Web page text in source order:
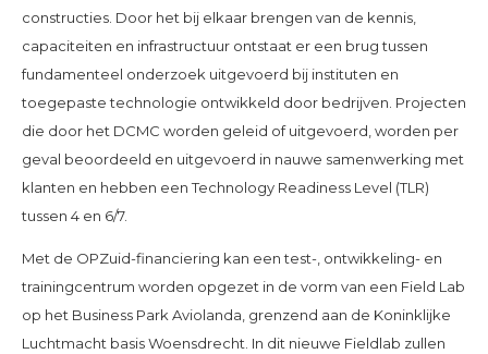
constructies. Door het bij elkaar brengen van de kennis,
capaciteiten en infrastructuur ontstaat er een brug tussen
fundamenteel onderzoek uitgevoerd bij instituten en
toegepaste technologie ontwikkeld door bedrijven. Projecten
die door het DCMC worden geleid of uitgevoerd, worden per
geval beoordeeld en uitgevoerd in nauwe samenwerking met
klanten en hebben een Technology Readiness Level (TLR)
tussen 4 en 6/7.
Met de OPZuid-financiering kan een test-, ontwikkeling- en
trainingcentrum worden opgezet in de vorm van een Field Lab
op het Business Park Aviolanda, grenzend aan de Koninklijke
Luchtmacht basis Woensdrecht. In dit nieuwe Fieldlab zullen